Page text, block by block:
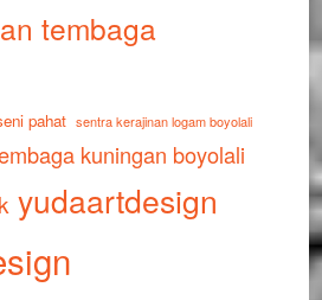
tembaga
pahat sentra kerajinan logam boyolali
kuningan boyolali
yudaartdesign